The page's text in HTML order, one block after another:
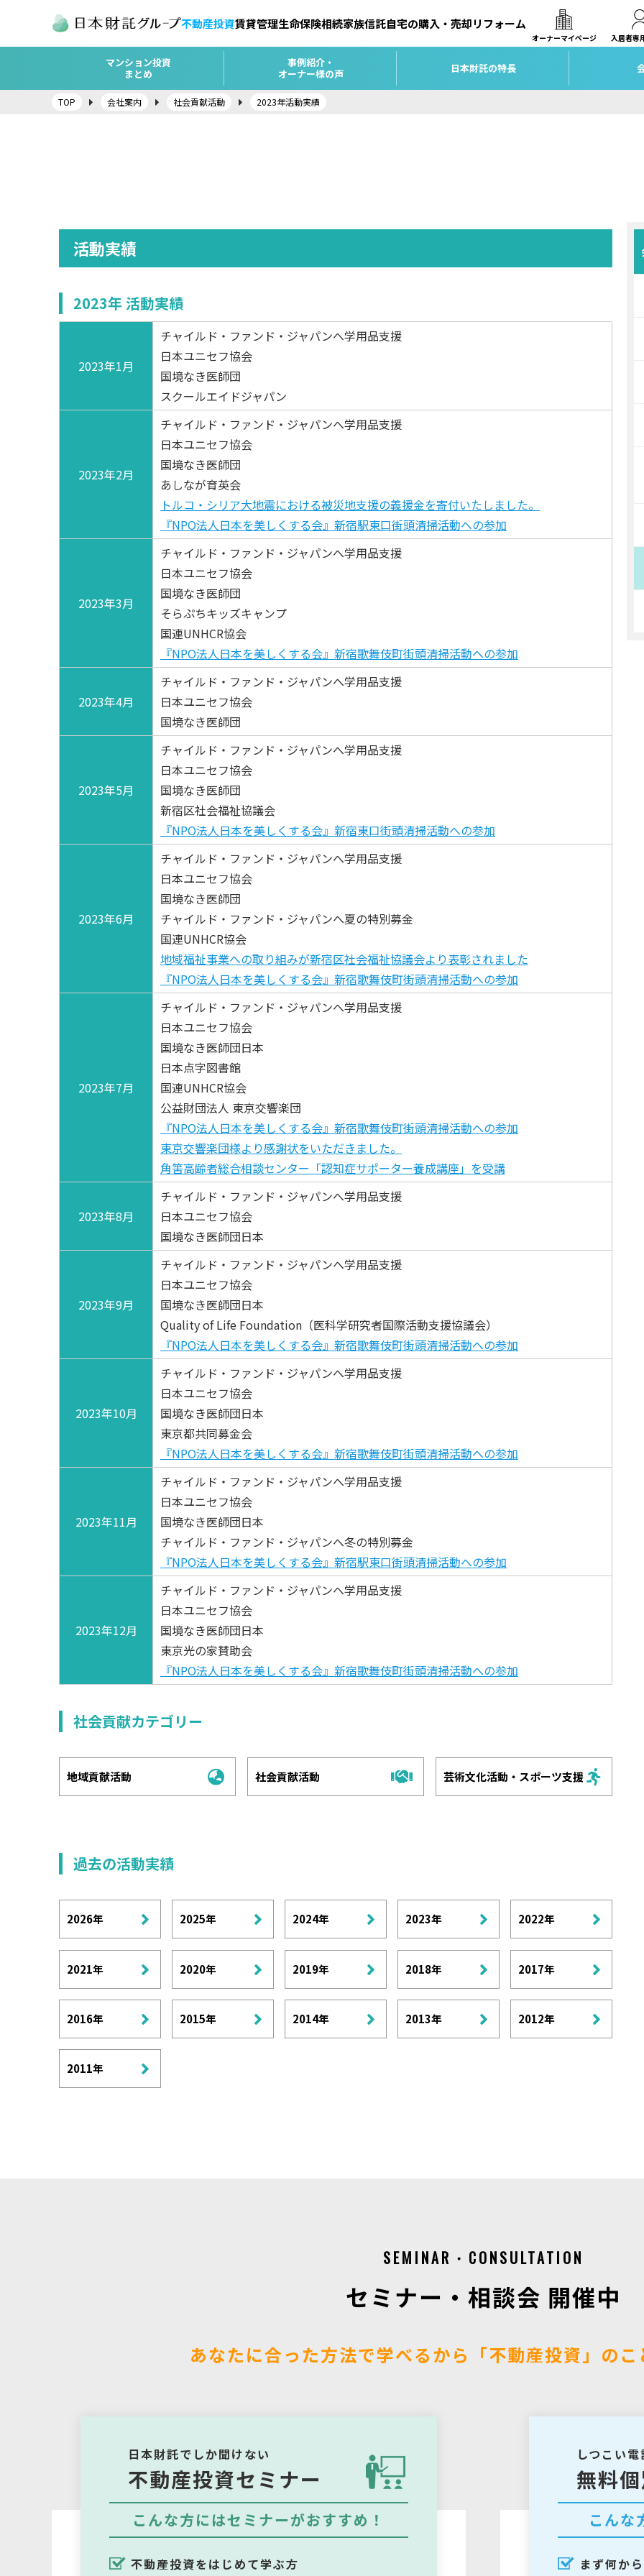
不動産投資賃貸管理生命保険相続家族信託自宅の購入・売却リフォーム
オーナーマイページ 入居者専
マンション投資
まとめ
事例紹介・
オーナー様の声
日本財託の特長
TOP 会社案内 社会貢献活動 2023年活動実績
活動実績
2023年 活動実績
2023年1月
チャイルド・ファンド・ジャパンへ学用品支援
日本ユニセフ協会
国境なき医師団
スクールエイドジャパン
2023年2月
チャイルド・ファンド・ジャパンへ学用品支援
日本ユニセフ協会
国境なき医師団
あしなが育英会
トルコ・シリア大地震における被災地支援の義援金を寄付いたしました。
『NPO法人日本を美しくする会』新宿駅東口街頭清掃活動への参加
2023年3月
チャイルド・ファンド・ジャパンへ学用品支援
日本ユニセフ協会
国境なき医師団
そらぷちキッズキャンプ
国連UNHCR協会
『NPO法人日本を美しくする会』新宿歌舞伎町街頭清掃活動への参加
2023年4月
チャイルド・ファンド・ジャパンへ学用品支援
日本ユニセフ協会
国境なき医師団
2023年5月
チャイルド・ファンド・ジャパンへ学用品支援
日本ユニセフ協会
国境なき医師団
新宿区社会福祉協議会
『NPO法人日本を美しくする会』新宿東口街頭清掃活動への参加
2023年6月
チャイルド・ファンド・ジャパンへ学用品支援
日本ユニセフ協会
国境なき医師団
チャイルド・ファンド・ジャパンへ夏の特別募金
国連UNHCR協会
地域福祉事業への取り組みが新宿区社会福祉協議会より表彰されました
『NPO法人日本を美しくする会』新宿歌舞伎町街頭清掃活動への参加
2023年7月
チャイルド・ファンド・ジャパンへ学用品支援
日本ユニセフ協会
国境なき医師団日本
日本点字図書館
国連UNHCR協会
公益財団法人 東京交響楽団
『NPO法人日本を美しくする会』新宿歌舞伎町街頭清掃活動への参加
東京交響楽団様より感謝状をいただきました。
角筈高齢者総合相談センター「認知症サポーター養成講座」を受講
2023年8月
チャイルド・ファンド・ジャパンへ学用品支援
日本ユニセフ協会
国境なき医師団日本
2023年9月
チャイルド・ファンド・ジャパンへ学用品支援
日本ユニセフ協会
国境なき医師団日本
Quality of Life Foundation（医科学研究者国際活動支援協議会）
『NPO法人日本を美しくする会』新宿歌舞伎町街頭清掃活動への参加
2023年10月
チャイルド・ファンド・ジャパンへ学用品支援
日本ユニセフ協会
国境なき医師団日本
東京都共同募金会
『NPO法人日本を美しくする会』新宿歌舞伎町街頭清掃活動への参加
2023年11月
チャイルド・ファンド・ジャパンへ学用品支援
日本ユニセフ協会
国境なき医師団日本
チャイルド・ファンド・ジャパンへ冬の特別募金
『NPO法人日本を美しくする会』新宿駅東口街頭清掃活動への参加
2023年12月
チャイルド・ファンド・ジャパンへ学用品支援
日本ユニセフ協会
国境なき医師団日本
東京光の家賛助会
『NPO法人日本を美しくする会』新宿歌舞伎町街頭清掃活動への参加
社会貢献カテゴリー
地域貢献活動 社会貢献活動 芸術文化活動・スポーツ支援
過去の活動実績
2026年 2025年 2024年 2023年 2022年
2021年 2020年 2019年 2018年 2017年
2016年 2015年 2014年 2013年 2012年
2011年
SEMINAR・CONSULTATION
セミナー・相談会 開催中
あなたに合った方法で学べるから「不動産投資」の
日本財託でしか聞けない
不動産投資セミナー
こんな方にはセミナーがおすすめ！
不動産投資をはじめて学ぶ方
しつこい
無料
こんな
まず何か